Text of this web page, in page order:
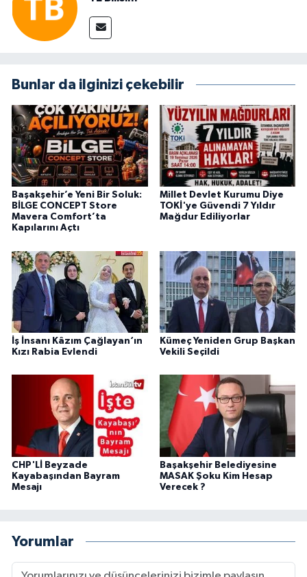
Bunlar da ilginizi çekebilir
Başakşehir’e Yeni Bir Soluk:
BİLGE CONCEPT Store
Mavera Comfort’ta
Kapılarını Açtı
Millet Devlet Kurumu Diye
TOKİ'ye Güvendi 7 Yıldır
Mağdur Ediliyorlar
İş İnsanı Kâzım Çağlayan‘ın
Kızı Rabia Evlendi
Kümeç Yeniden Grup Başkan
Vekili Seçildi
CHP'Lİ Beyzade
Kayabaşından Bayram
Mesajı
Başakşehir Belediyesine
MASAK Şoku Kim Hesap
Verecek ?
Yorumlar